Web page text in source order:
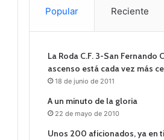
Popular Reciente
La Roda C.F. 3-San Fernando
ascenso está cada vez más
18 de junio de 2011
A un minuto de la gloria
22 de mayo de 2010
Unos 200 aficionados, ya en